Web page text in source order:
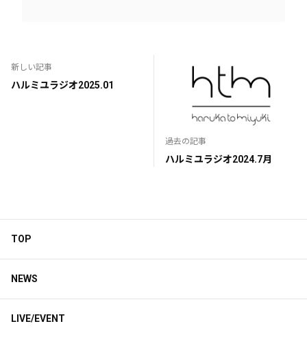
新しい記事
ハルミユラジオ2025.01
過去の記事
ハルミユラジオ2024.7月
TOP
NEWS
LIVE/EVENT